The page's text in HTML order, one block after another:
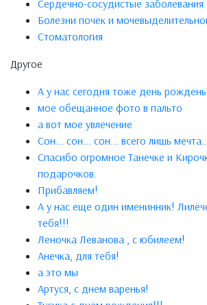
Сердечно-сосудистые заболевания
Болезни почек и
Стоматология
Другое
А у нас сегодня тоже день
мое обещанное фото в пальто
а вот мое увлечение
Сон... сон... сон... всего лишь
Спасибо огромное Танечке и
подарочков.
Прибавляем!
А у нас еще один именинник!
тебя!!!
Леночка Леванова , с юбилеем!
Анечка, для тебя!
а это мы
Артуся, с днем варенья!